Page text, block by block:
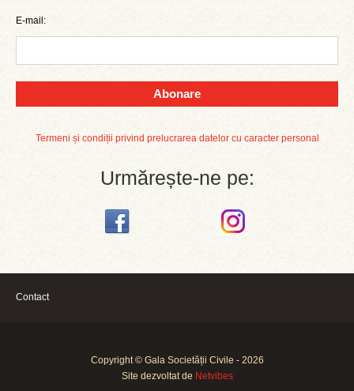
E-mail:
Abonare
Termeni și condiții privind prelucrarea datelor cu caracter personal
Urmărește-ne pe:
Contact
Copyright © Gala Societății Civile - 2026
Site dezvoltat de Netvibes